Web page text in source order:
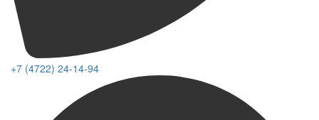
+7 (4722) 24-14-94